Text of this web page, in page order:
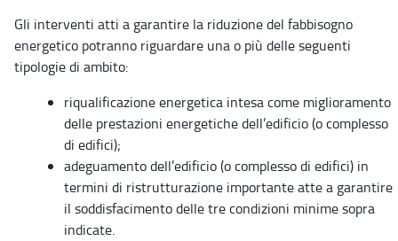
Gli interventi atti a garantire la riduzione del fabbisogno
energetico potranno riguardare una o più delle seguenti
tipologie di ambito:
riqualificazione energetica intesa come miglioramento
delle prestazioni energetiche dell’edificio (o complesso
di edifici);
adeguamento dell’edificio (o complesso di edifici) in
termini di ristrutturazione importante atte a garantire
il soddisfacimento delle tre condizioni minime sopra
indicate.